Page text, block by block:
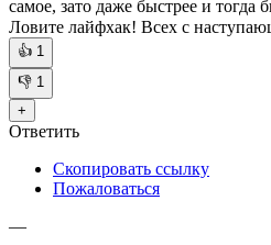
самое, зато даже быстрее и тогда
Ловите лайфхак! Всех с
👍 1
👎 1
+
Ответить
Скопировать ссылку
Пожаловаться
—